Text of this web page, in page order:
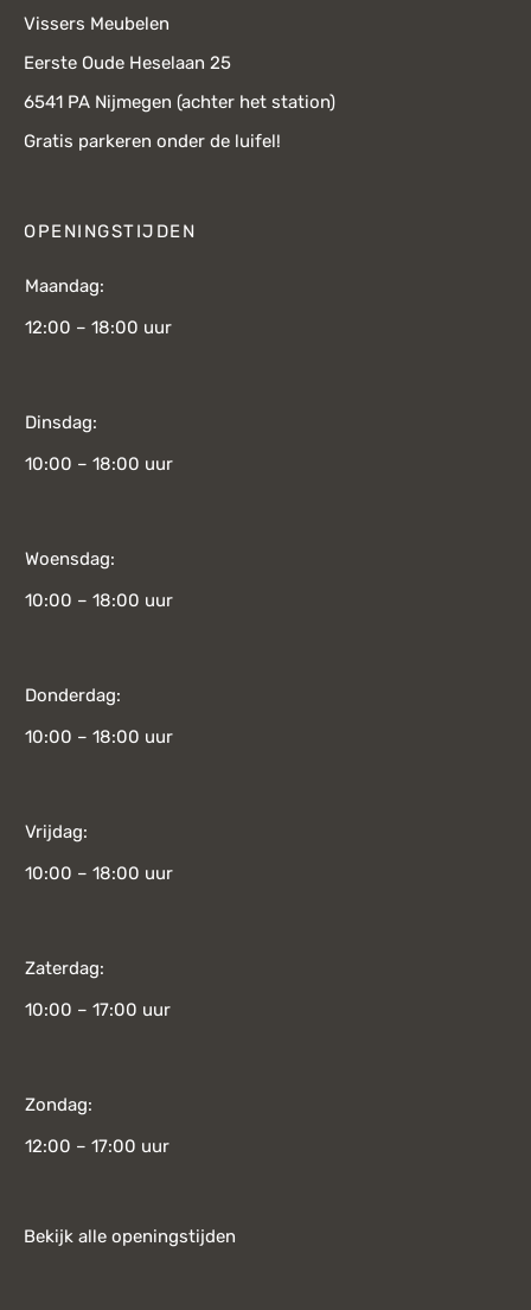
Vissers Meubelen
Eerste Oude Heselaan 25
6541 PA Nijmegen (achter het station)
Gratis parkeren onder de luifel!
OPENINGSTIJDEN
Maandag:
12:00 – 18:00 uur
Dinsdag:
10:00 – 18:00 uur
Woensdag:
10:00 – 18:00 uur
Donderdag:
10:00 – 18:00 uur
Vrijdag:
10:00 – 18:00 uur
Zaterdag:
10:00 – 17:00 uur
Zondag:
12:00 – 17:00 uur
Bekijk alle openingstijden